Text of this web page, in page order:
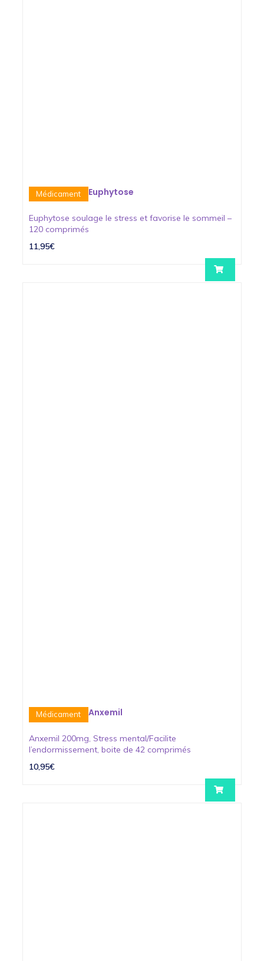
Médicament Euphytose
Euphytose soulage le stress et favorise le sommeil –
120 comprimés
11,95€
Médicament Anxemil
Anxemil 200mg, Stress mental/Facilite
l’endormissement, boite de 42 comprimés
10,95€